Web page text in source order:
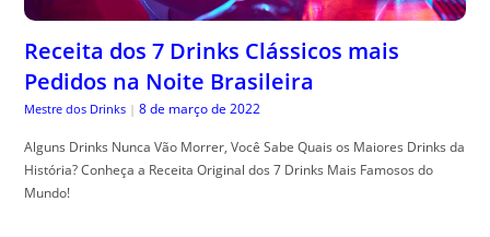
Receita dos 7 Drinks Clássicos mais
Pedidos na Noite Brasileira
Mestre dos Drinks | 8 de março de 2022
Alguns Drinks Nunca Vão Morrer, Você Sabe Quais os Maiores Drinks da
História? Conheça a Receita Original dos 7 Drinks Mais Famosos do
Mundo!